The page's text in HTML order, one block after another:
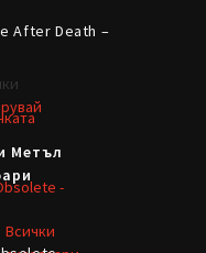
Метъл
Всички
After Death –